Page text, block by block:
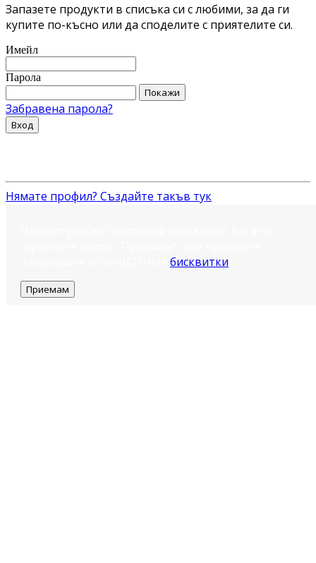
Запазете продукти в списъка си с любими, за да ги
купите по-късно или да споделите с приятелите си.
Имейл
Парола
Покажи
Забравена парола?
Вход
Нямате профил? Създайте такъв тук
бисквитки
Приемам